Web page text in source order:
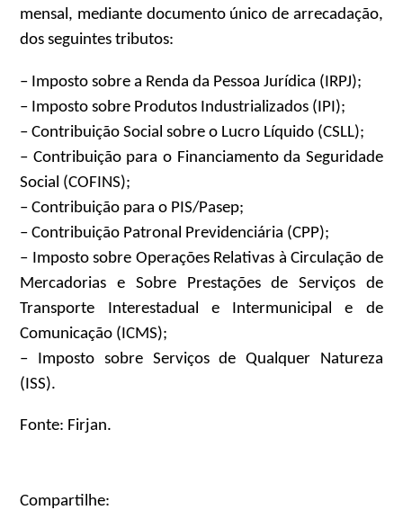
mensal, mediante documento único de arrecadação,
dos seguintes tributos:
– Imposto sobre a Renda da Pessoa Jurídica (IRPJ);
– Imposto sobre Produtos Industrializados (IPI);
– Contribuição Social sobre o Lucro Líquido (CSLL);
– Contribuição para o Financiamento da Seguridade
Social (COFINS);
– Contribuição para o PIS/Pasep;
– Contribuição Patronal Previdenciária (CPP);
– Imposto sobre Operações Relativas à Circulação de
Mercadorias e Sobre Prestações de Serviços de
Transporte Interestadual e Intermunicipal e de
Comunicação (ICMS);
– Imposto sobre Serviços de Qualquer Natureza
(ISS).
Fonte: Firjan.
Compartilhe: